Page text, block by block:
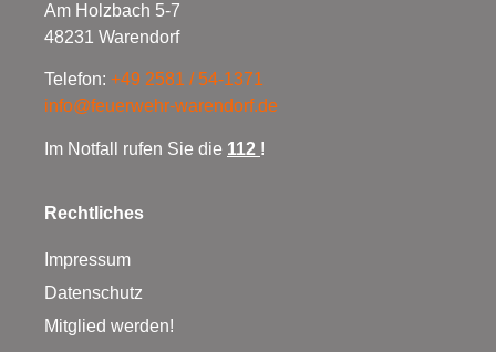
Am Holzbach 5-7
48231 Warendorf
Telefon: +49 2581 / 54-1371
info@feuerwehr-warendorf.de
Im Notfall rufen Sie die 112 !
Rechtliches
Impressum
Datenschutz
Mitglied werden!